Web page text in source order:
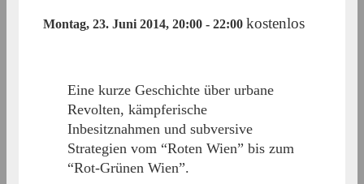
Montag, 23. Juni 2014, 20:00 - 22:00 kostenlos
Eine kurze Geschichte über urbane
Revolten, kämpferische
Inbesitznahmen und subversive
Strategien vom “Roten Wien” bis zum
“Rot-Grünen Wien”.